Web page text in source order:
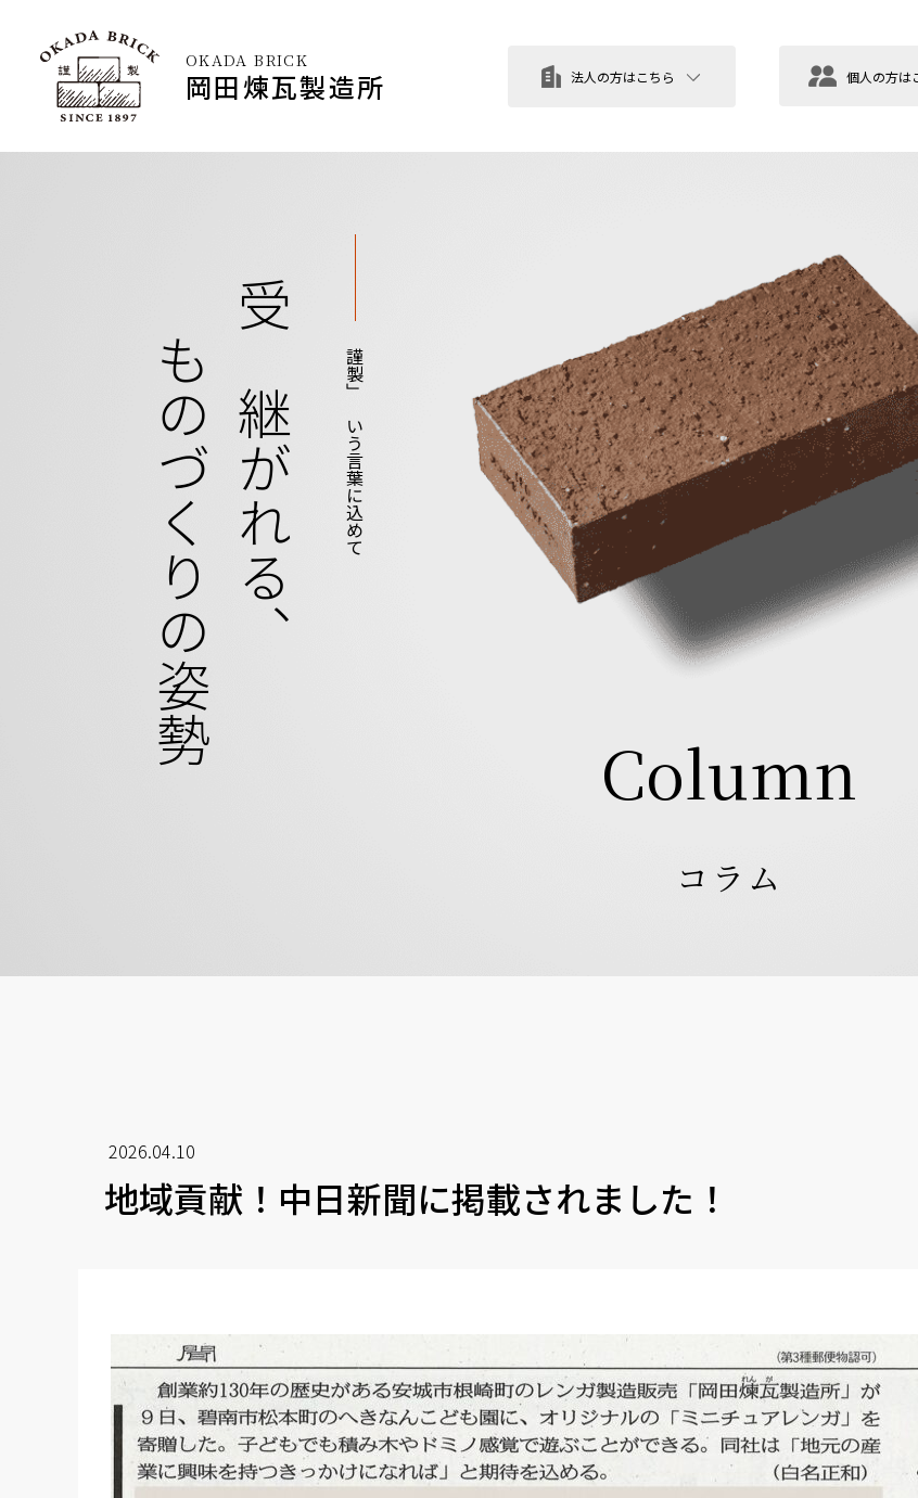
OKADA BRICK
岡田煉瓦製造所 法人の方はこちら 個人の方は
Column
コラム
「謹製」という言葉に込めて
受け継がれる、
ものづくりの姿勢
2026.04.10
地域貢献！中日新聞に掲載されました！